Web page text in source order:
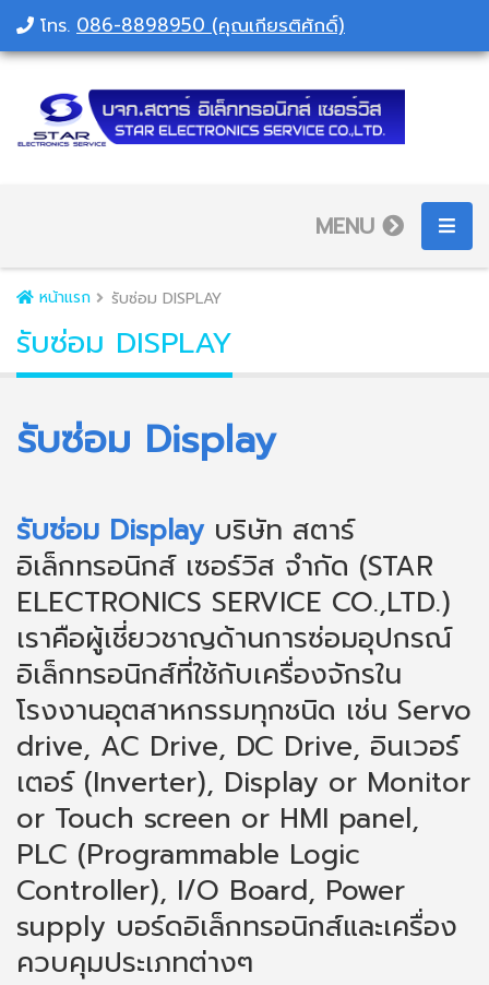
โทร. 086-8898950 (คุณเกียรติศักดิ์)
MENU
หน้าแรก รับซ่อม DISPLAY
รับซ่อม DISPLAY
รับซ่อม Display
รับซ่อม Displayบริษัท สตาร์
อิเล็กทรอนิกส์ เซอร์วิส จำกัด (STAR
ELECTRONICS SERVICE CO.,LTD.)
เราคือผู้เชี่ยวชาญด้านการซ่อมอุปกรณ์
อิเล็กทรอนิกส์ที่ใช้กับเครื่องจักรใน
โรงงานอุตสาหกรรมทุกชนิด เช่น Servo
drive, AC Drive, DC Drive, อินเวอร์
เตอร์ (Inverter), Display or Monitor
or Touch screen or HMI panel,
PLC (Programmable Logic
Controller), I/O Board, Power
supply บอร์ดอิเล็กทรอนิกส์และเครื่อง
ควบคุมประเภทต่างๆ